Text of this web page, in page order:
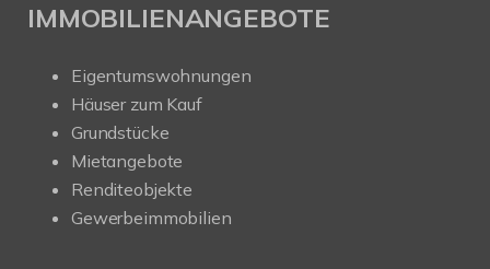
IMMOBILIENANGEBOTE
Eigentumswohnungen
Häuser zum Kauf
Grundstücke
Mietangebote
Renditeobjekte
Gewerbeimmobilien